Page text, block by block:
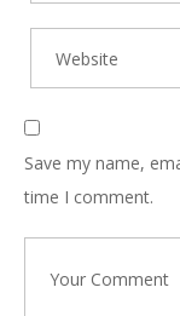
Save my name,
time I comment.